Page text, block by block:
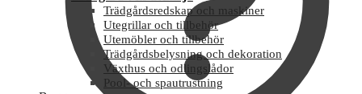
Trädgårdsredskap och maskiner
Utegrillar och tillbehör
Utemöbler och tillbehör
Trädgårdsbelysning och dekoration
Växthus och odlingslådor
Pool- och spautrustning